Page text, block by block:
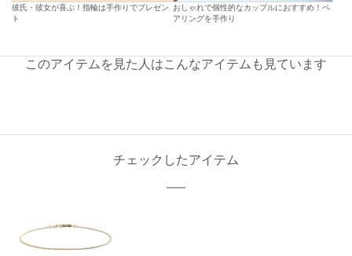
彼氏・彼女が喜ぶ！指輪は手作りでプレゼン
ト
おしゃれで個性的なカップルにおすすめ！ペ
アリングを手作り
このアイテムを見た人はこんなアイテムも見ています
チェックしたアイテム